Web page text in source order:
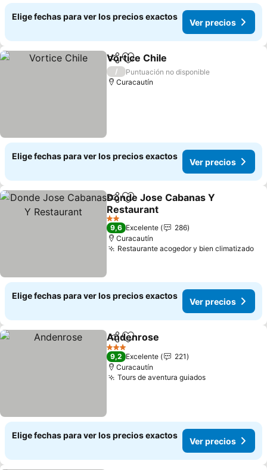
Elige fechas para ver los precios exactos
Ver precios
CompartirAgregar a favoritos
Vortice Chile
/
Puntuación no disponible
Curacautín
Elige fechas para ver los precios exactos
Ver precios
CompartirAgregar a favoritos
Donde Jose Cabanas Y
Restaurant
2 Estrellas
9,6 Excelente
286
Curacautín
Restaurante acogedor y bien climatizado
Elige fechas para ver los precios exactos
Ver precios
CompartirAgregar a favoritos
Andenrose
3 Estrellas
9,2 Excelente
221
Curacautín
Tours de aventura guiados
Elige fechas para ver los precios exactos
Ver precios